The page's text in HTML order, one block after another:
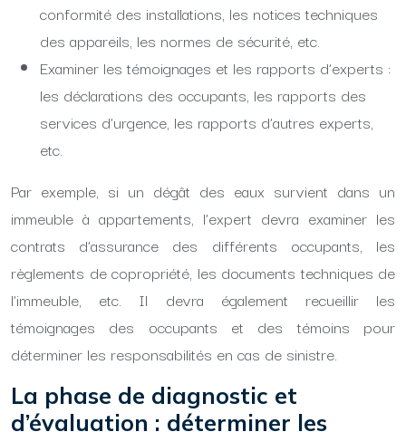
conformité des installations, les notices techniques
des appareils, les normes de sécurité, etc.
Examiner les témoignages et les rapports d’experts :
les déclarations des occupants, les rapports des
services d’urgence, les rapports d’autres experts,
etc.
Par exemple, si un dégât des eaux survient dans un
immeuble à appartements, l’expert devra examiner les
contrats d’assurance des différents occupants, les
règlements de copropriété, les documents techniques de
l’immeuble, etc. Il devra également recueillir les
témoignages des occupants et des témoins pour
déterminer les responsabilités en cas de sinistre.
La phase de diagnostic et
d’évaluation : déterminer les